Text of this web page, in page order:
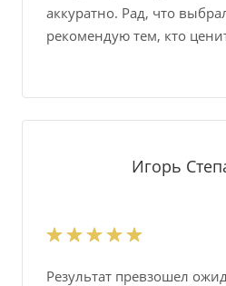
аккуратно. Рад, что
рекомендую тем, кто
Игорь
Результат превзошел